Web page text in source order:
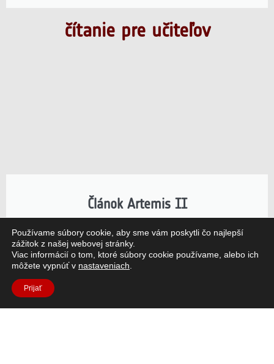
čítanie pre učiteľov
Článok Artemis II
Misia NASA Artemis II, poháňaná európskym
servisným modulom ESA (ESM), vyniesla ľudí ďalej
ako kedykoľvek predtým.
Používame súbory cookie, aby sme vám poskytli čo najlepší
zážitok z našej webovej stránky.
Viac informácií o tom, ktoré súbory cookie používame, alebo ich
môžete vypnúť v nastaveniach
Prijať